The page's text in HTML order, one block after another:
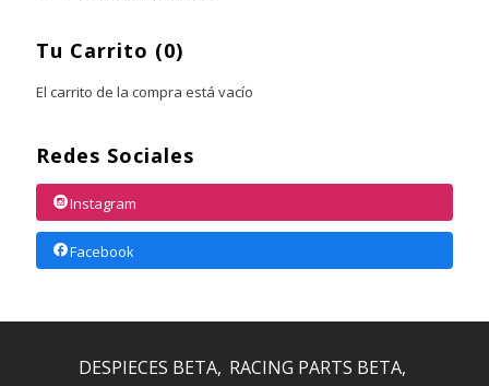
Tu Carrito (0)
El carrito de la compra está vacío
Redes Sociales
Instagram
Facebook
DESPIECES BETA RACING PARTS BETA